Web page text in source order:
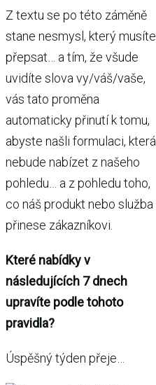
Z textu se po této záměně
stane nesmysl, který musíte
přepsat… a tím, že všude
uvidíte slova vy/váš/vaše,
vás tato proměna
automaticky přinutí k tomu,
abyste našli formulaci, která
nebude nabízet z našeho
pohledu… a z pohledu toho,
co náš produkt nebo služba
přinese zákazníkovi.
Které nabídky v
následujících 7 dnech
upravíte podle tohoto
pravidla?
Úspěšný týden přeje…